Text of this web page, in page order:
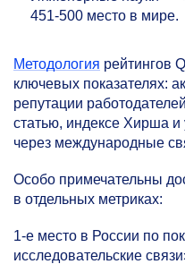
451-500 место в мире.
Методология рейтингов
ключевых показателях:
репутации
статью, индексе Хирша
через международные
Особо примечательны
в отдельных метриках:
1-е место в России по
исследовательские